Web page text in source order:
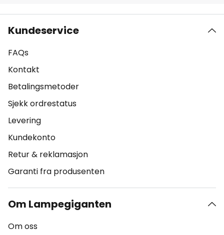
Kundeservice
FAQs
Kontakt
Betalingsmetoder
Sjekk ordrestatus
Levering
Kundekonto
Retur & reklamasjon
Garanti fra produsenten
Om Lampegiganten
Om oss